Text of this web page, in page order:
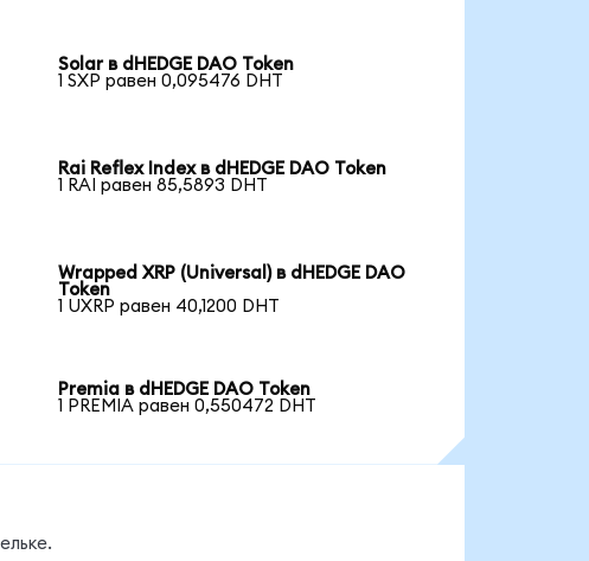
Solar в dHEDGE DAO Token
1 SXP равен 0,095476 DHT
Rai Reflex Index в dHEDGE DAO Token
1 RAI равен 85,5893 DHT
Wrapped XRP (Universal) в dHEDGE DAO
Token
1 UXRP равен 40,1200 DHT
Premia в dHEDGE DAO Token
1 PREMIA равен 0,550472 DHT